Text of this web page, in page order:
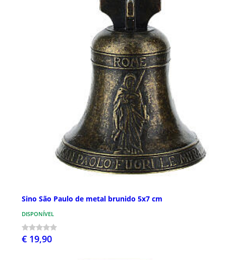
Sino São Paulo de metal brunido 5x7 cm
DISPONÍVEL
€ 19,90